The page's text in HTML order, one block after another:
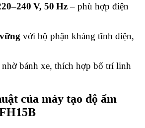
V, 50 Hz– phù hợp điện
với bộ phận kháng tĩnh điện,
nhờ bánh xe, thích hợp bố trí linh
của máy tạo độ ẩm